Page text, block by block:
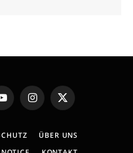
YouTubeInstagram
X
(Twitter)
ÜBER UNS